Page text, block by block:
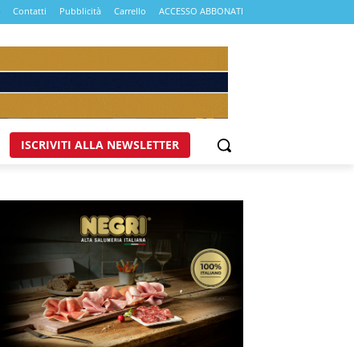
Contatti Pubblicità Carrello ACCESSO ABBONATI
ISCRIVITI ALLA NEWSLETTER